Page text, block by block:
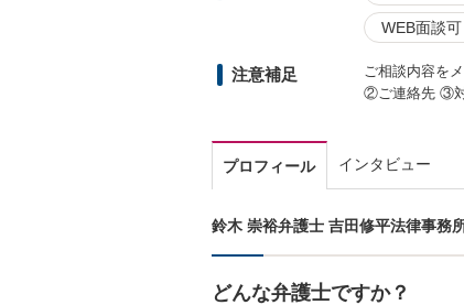
WEB面談可
注意補足
ご相談内容を
②ご連絡先 ③対
プロフィール インタビュー
鈴木 崇裕弁護士 吉田修平法律事務
どんな弁護士ですか？